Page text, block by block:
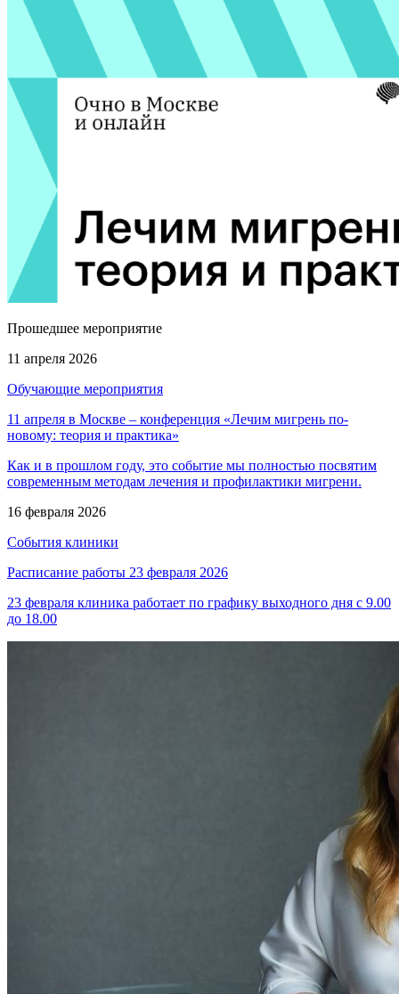
Прошедшее мероприятие
11 апреля 2026
Обучающие мероприятия
11 апреля в Москве – конференция «Лечим мигрень по-
новому: теория и практика»
Как и в прошлом году, это событие мы полностью посвятим
современным методам лечения и профилактики мигрени.
16 февраля 2026
События клиники
Расписание работы 23 февраля 2026
23 февраля клиника работает по графику выходного дня с 9.00
до 18.00